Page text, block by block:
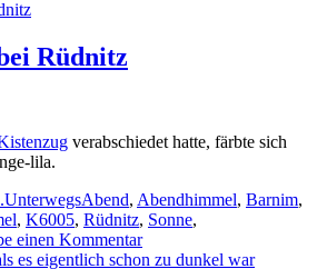
Rüdnitz
verabschiedet hatte, färbte sich
lila.
Kategorien
UnterwegsSchlagwörter
Abend, Abendhimmel, Barnim,
, K6005, Rüdnitz, Sonne,
einen Kommentarzu
Abendhimmel